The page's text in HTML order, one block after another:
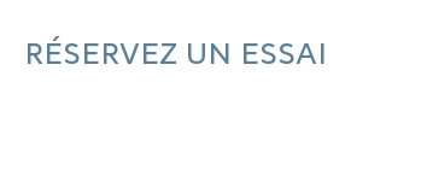
RÉSERVEZ UN ESSAI